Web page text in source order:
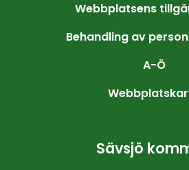
Webbplatsens
Behandling av
A-Ö
Sävsjö